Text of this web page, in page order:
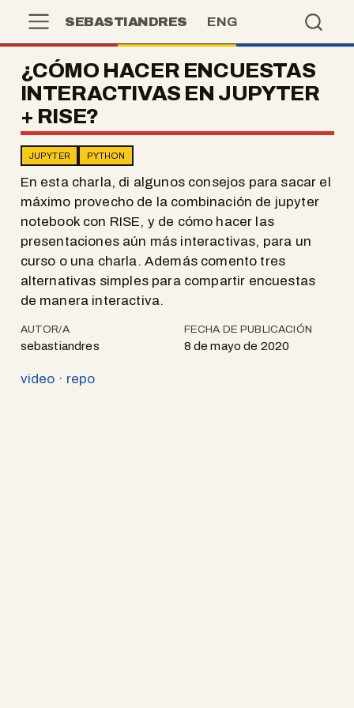
SEBASTIANDRES ENG
¿CÓMO HACER ENCUESTAS
INTERACTIVAS EN JUPYTER
+ RISE?
JUPYTER PYTHON
En esta charla, di algunos consejos para sacar el
máximo provecho de la combinación de jupyter
notebook con RISE, y de cómo hacer las
presentaciones aún más interactivas, para un
curso o una charla. Además comento tres
alternativas simples para compartir encuestas
de manera interactiva.
AUTOR/A
sebastiandres
FECHA DE PUBLICACIÓN
8 de mayo de 2020
video · repo